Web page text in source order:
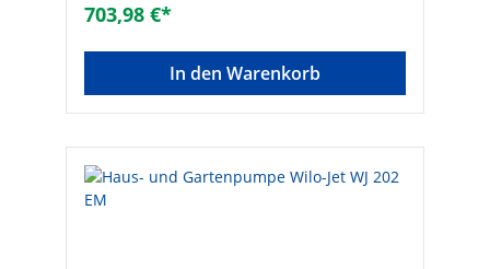
703,98 €*
In den Warenkorb